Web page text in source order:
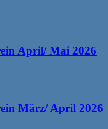
April/ Mai 2026
März/ April 2026